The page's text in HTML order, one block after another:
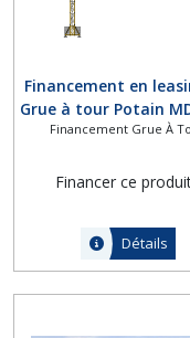
Financement en
Grue à tour Potain
Financement Grue À
Financer ce
Détails